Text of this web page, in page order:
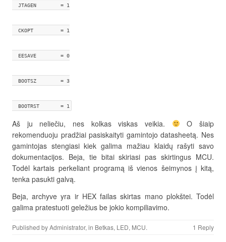
  JTAGEN    	= 1
  CKOPT     	= 1
  EESAVE    	= 0
  BOOTSZ    	= 3
  BOOTRST   	= 1
Aš ju neliečiu, nes kolkas viskas veikia.
O šiaip
rekomenduoju pradžiai pasiskaityti gamintojo datasheetą. Nes
gamintojas stengiasi kiek galima mažiau klaidų rašyti savo
dokumentacijos. Beja, tie bitai skiriasi pas skirtingus MCU.
Todėl kartais perkeliant programą iš vienos šeimynos į kitą,
tenka pasukti galvą.
Beja, archyve yra ir HEX failas skirtas mano plokštei. Todėl
galima pratestuoti geležius be jokio kompiliavimo.
Published byAdministrator, in Betkas, LED, MCU. 1 Reply